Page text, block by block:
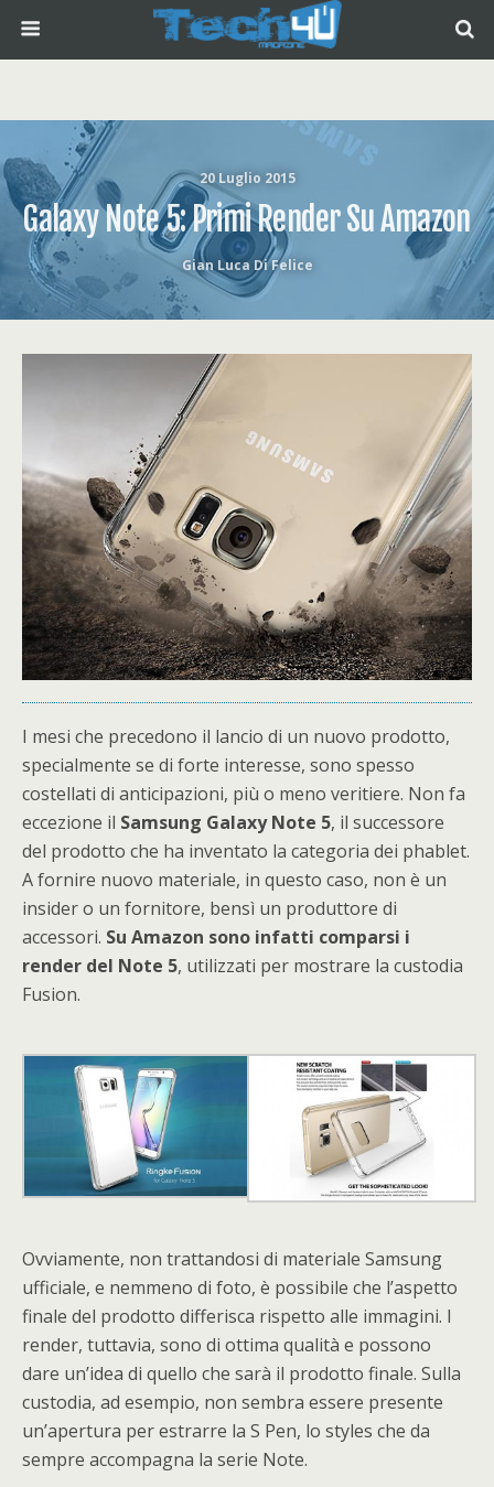
20 Luglio 2015
Galaxy Note 5: Primi Render Su Amazon
Gian Luca Di Felice
I mesi che precedono il lancio di un nuovo prodotto,
specialmente se di forte interesse, sono spesso
costellati di anticipazioni, più o meno veritiere. Non fa
eccezione il Samsung Galaxy Note 5, il successore
del prodotto che ha inventato la categoria dei phablet.
A fornire nuovo materiale, in questo caso, non è un
insider o un fornitore, bensì un produttore di
accessori. Su Amazon sono infatti comparsi i
render del Note 5, utilizzati per mostrare la custodia
Fusion.
Ovviamente, non trattandosi di materiale Samsung
ufficiale, e nemmeno di foto, è possibile che l’aspetto
finale del prodotto differisca rispetto alle immagini. I
render, tuttavia, sono di ottima qualità e possono
dare un’idea di quello che sarà il prodotto finale. Sulla
custodia, ad esempio, non sembra essere presente
un’apertura per estrarre la S Pen, lo styles che da
sempre accompagna la serie Note.